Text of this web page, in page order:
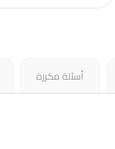
أسئلة مكررة